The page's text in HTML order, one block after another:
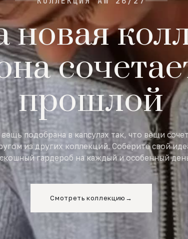
прошлой
подобрана в капсулах так, что вещи
из других коллекций. Соберите свой
гардероб на каждый и особенный
Смотреть коллекцию →